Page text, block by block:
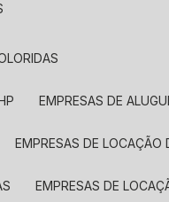
EMPRESAS DE
EMPRESAS DE
EMPRESAS DE